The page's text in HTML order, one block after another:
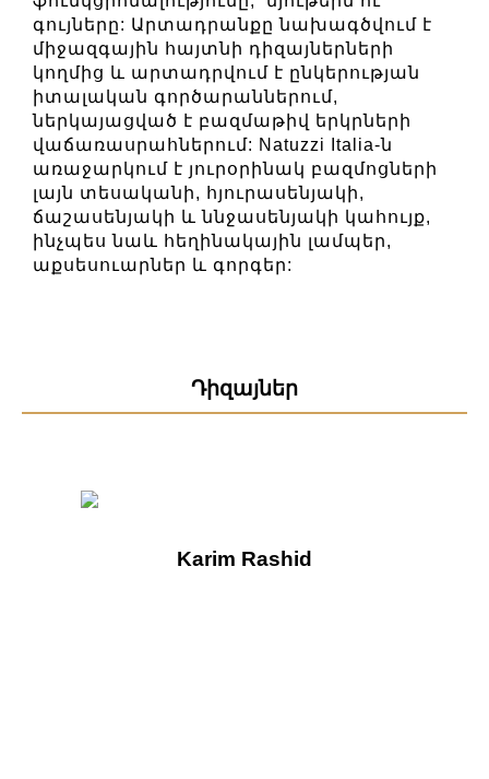
գույները: Արտադրանքը նախագծվում է
միջազգային հայտնի դիզայներների
կողմից և արտադրվում է ընկերության
իտալական գործարաններում,
ներկայացված է բազմաթիվ երկրների
վաճառասրահներում: Natuzzi Italia-ն
առաջարկում է յուրօրինակ բազմոցների
լայն տեսականի, հյուրասենյակի,
ճաշասենյակի և ննջասենյակի կահույք,
ինչպես նաև հեղինակային լամպեր,
աքսեսուարներ և գորգեր:
Դիզայներ
Karim Rashid